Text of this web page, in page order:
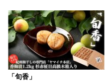
「旬香」